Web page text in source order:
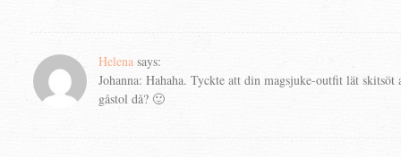
Helena says:
Johanna: Hahaha. Tyckte att din magsjuke-outfit lät
gåstol då? 🙂